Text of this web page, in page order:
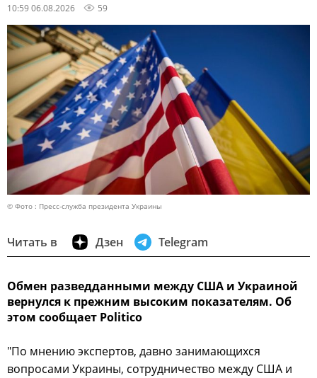
10:59 06.08.2026 59
© Фото : Пресс-служба президента Украины
Читать в Дзен Telegram
Обмен разведданными между США и Украиной
вернулся к прежним высоким показателям. Об
этом сообщает Politico
"По мнению экспертов, давно занимающихся
вопросами Украины, сотрудничество между США и